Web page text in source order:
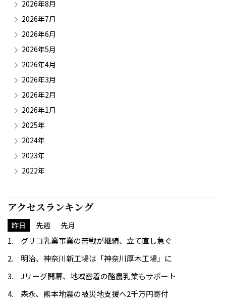
2026年8月
2026年7月
2026年6月
2026年5月
2026年4月
2026年3月
2026年2月
2026年1月
2025年
2024年
2023年
2022年
アクセスランキング
昨日 先週 先月
グリコ乳業事業の苦戦が継続、立て直し急ぐ
明治、神奈川新工場は「神奈川厚木工場」に
Jリーグ開幕、地域密着の酪農乳業もサポート
森永、熊本地震の被災地支援へ2千万円寄付